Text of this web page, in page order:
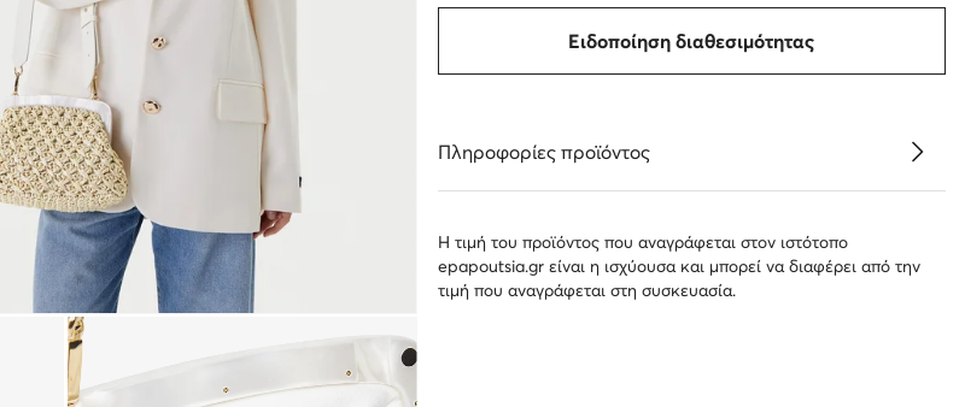
Ειδοποίηση διαθεσιμότητας
Πληροφορίες προϊόντος
Η τιμή του προϊόντος που αναγράφεται στον ιστότοπο
epapoutsia.gr είναι η ισχύουσα και μπορεί να διαφέρει από την
τιμή που αναγράφεται στη συσκευασία.